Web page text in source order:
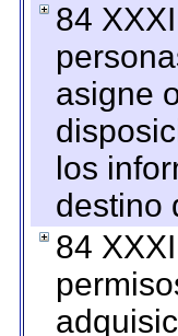
84
asigne
los
destino
84